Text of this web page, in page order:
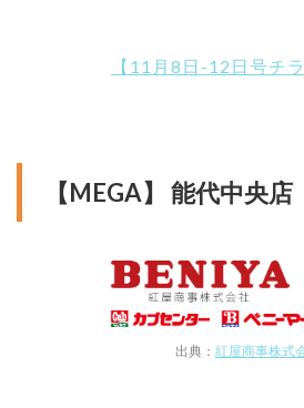
【11月8日-12日号チ
【MEGA】 能代中央店
出典： 紅屋商事株式